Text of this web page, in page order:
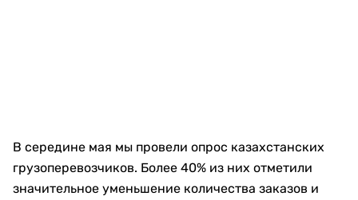
В середине мая мы провели опрос казахстанских
грузоперевозчиков. Более 40% из них отметили
значительное уменьшение количества заказов и